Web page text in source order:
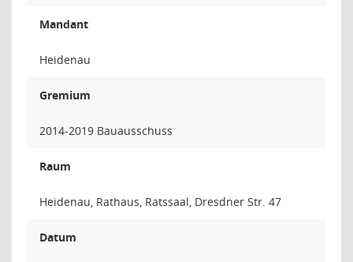
Mandant
Heidenau
Gremium
2014-2019 Bauausschuss
Raum
Heidenau, Rathaus, Ratssaal, Dresdner Str. 47
Datum